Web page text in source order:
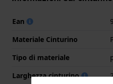
Ean
Materiale Cinturino
Tipo di materiale
Larghezza cinturino